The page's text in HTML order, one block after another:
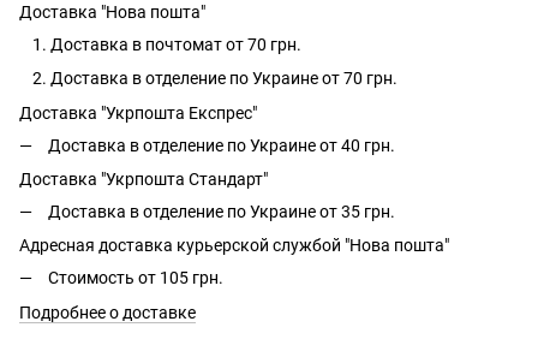
Доставка "Нова пошта"
Доставка в почтомат от 70 грн.
Доставка в отделение по Украине от 70 грн.
Доставка "Укрпошта Експрес"
Доставка в отделение по Украине от 40 грн.
Доставка "Укрпошта Стандарт"
Доставка в отделение по Украине от 35 грн.
Адресная доставка курьерской службой "Нова пошта"
Стоимость от 105 грн.
Подробнее о доставке